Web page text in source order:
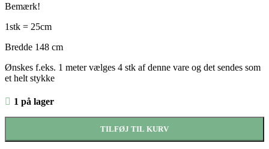
Bemærk!
1stk = 25cm
Bredde 148 cm
Ønskes f.eks. 1 meter vælges 4 stk af denne vare og det sendes som
et helt stykke
1 på lager
TILFØJ TIL KURV